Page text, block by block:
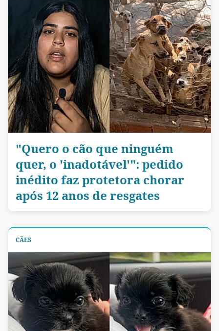
"Quero o cão que ninguém
quer, o 'inadotável'": pedido
inédito faz protetora chorar
após 12 anos de resgates
CÃES